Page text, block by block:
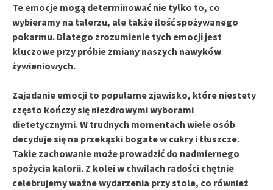
Te emocje mogą determinować nie tylko to, co
wybieramy na talerzu, ale także ilość spożywanego
pokarmu. Dlatego zrozumienie tych emocji jest
kluczowe przy próbie zmiany naszych nawyków
żywieniowych.
Zajadanie emocji to popularne zjawisko, które niestety
często kończy się niezdrowymi wyborami
dietetycznymi. W trudnych momentach wiele osób
decyduje się na przekąski bogate w cukry i tłuszcze.
Takie zachowanie może prowadzić do nadmiernego
spożycia kalorii. Z kolei w chwilach radości chętnie
celebrujemy ważne wydarzenia przy stole, co również